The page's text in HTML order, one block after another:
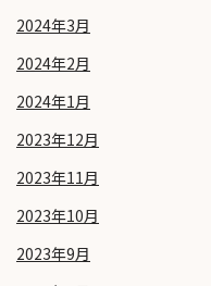
2024年3月
2024年2月
2024年1月
2023年12月
2023年11月
2023年10月
2023年9月